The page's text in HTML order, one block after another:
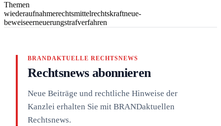
Themen
wiederaufnahmerechtsmittelrechtskraftneue-
beweiseerneuerungstrafverfahren
BRANDAKTUELLE RECHTSNEWS
Rechtsnews abonnieren
Neue Beiträge und rechtliche Hinweise der
Kanzlei erhalten Sie mit BRANDaktuellen
Rechtsnews.